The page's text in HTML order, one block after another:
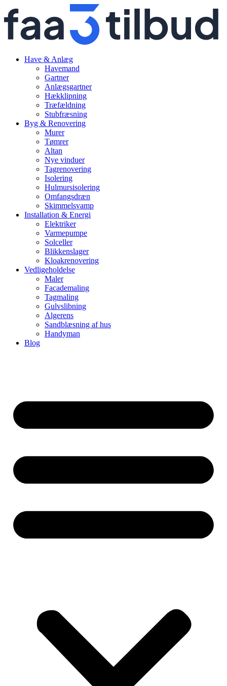
Have & Anlæg
Havemand
Gartner
Anlægsgartner
Hækklipning
Træfældning
Stubfræsning
Byg & Renovering
Murer
Tømrer
Altan
Nye vinduer
Tagrenovering
Isolering
Hulmursisolering
Omfangsdræn
Skimmelsvamp
Installation & Energi
Elektriker
Varmepumpe
Solceller
Blikkenslager
Kloakrenovering
Vedligeholdelse
Maler
Facademaling
Tagmaling
Gulvslibning
Algerens
Sandblæsning af hus
Handyman
Blog